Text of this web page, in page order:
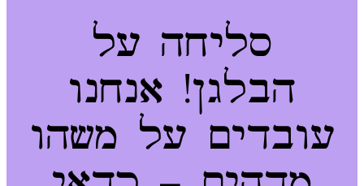
סליחה על
הבלגן! אנחנו
עובדים על משהו